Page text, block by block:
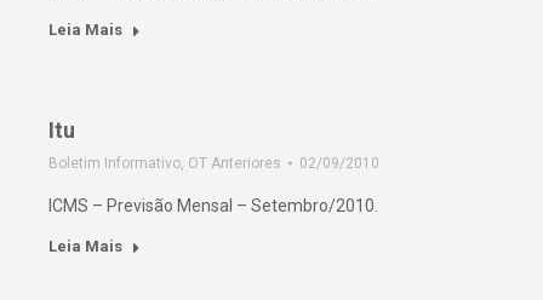
Leia Mais
Itu
Boletim Informativo, OT Anteriores 02/09/2010
ICMS – Previsão Mensal – Setembro/2010.
Leia Mais